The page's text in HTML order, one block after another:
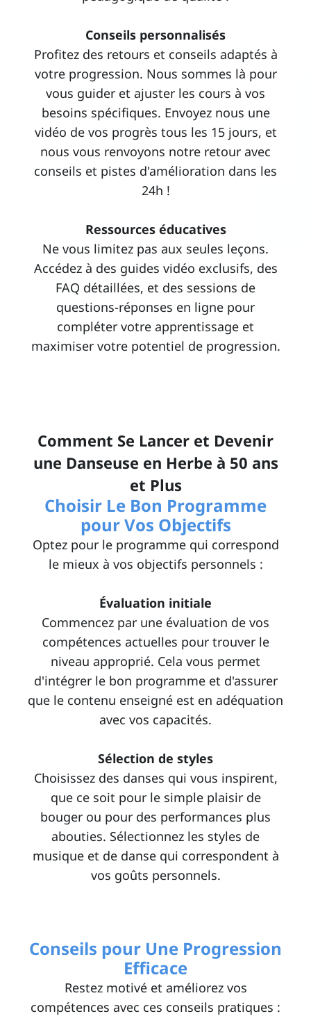
Conseils personnalisés
Profitez des retours et conseils adaptés à
votre progression. Nous sommes là pour
vous guider et ajuster les cours à vos
besoins spécifiques. Envoyez nous une
vidéo de vos progrès tous les 15 jours, et
nous vous renvoyons notre retour avec
conseils et pistes d'amélioration dans les
24h !
Ressources éducatives
Ne vous limitez pas aux seules leçons.
Accédez à des guides vidéo exclusifs, des
FAQ détaillées, et des sessions de
questions-réponses en ligne pour
compléter votre apprentissage et
maximiser votre potentiel de progression.
Comment Se Lancer et Devenir
une Danseuse en Herbe à 50 ans
et Plus
Choisir Le Bon Programme
pour Vos Objectifs
Optez pour le programme qui correspond
le mieux à vos objectifs personnels :
Évaluation initiale
Commencez par une évaluation de vos
compétences actuelles pour trouver le
niveau approprié. Cela vous permet
d'intégrer le bon programme et d'assurer
que le contenu enseigné est en adéquation
avec vos capacités.
Sélection de styles
Choisissez des danses qui vous inspirent,
que ce soit pour le simple plaisir de
bouger ou pour des performances plus
abouties. Sélectionnez les styles de
musique et de danse qui correspondent à
vos goûts personnels.
Conseils pour Une Progression
Efficace
Restez motivé et améliorez vos
compétences avec ces conseils pratiques :